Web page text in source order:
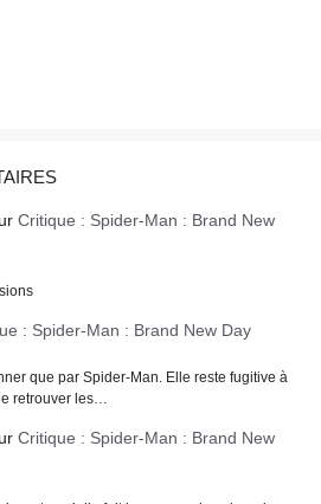
Critique : Spider-Man : Brand New
: Spider-Man : Brand New Day
que par Spider-Man. Elle reste fugitive à
retrouver les…
Critique : Spider-Man : Brand New